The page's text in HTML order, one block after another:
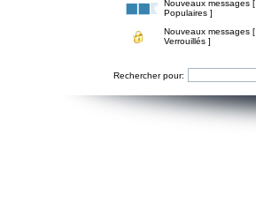
Nouveaux messages [
Populaires ]
Nouveaux messages [
Verrouillés ]
Rechercher pour: